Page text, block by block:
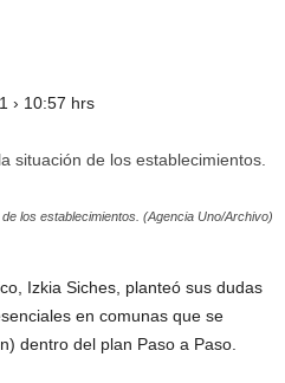
› 10:57 hrs
los establecimientos. (Agencia Uno/Archivo)
Izkia Siches, planteó sus dudas
en comunas que se
dentro del plan Paso a Paso.